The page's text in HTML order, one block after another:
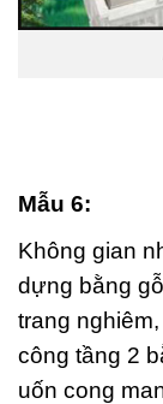
Mẫu 6:
Không gian
dựng bằng
trang
công tầng 2
uốn cong